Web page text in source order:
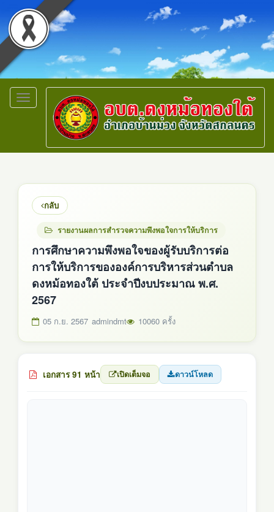
Toggle
navigation
กลับ
รายงานผลการสำรวจความพึงพอใจการให้บริการ
การศึกษาความพึงพอใจของผู้รับบริการต่อ
การให้บริการขององค์การบริหารส่วนตำบล
ดงหม้อทองใต้ ประจำปีงบประมาณ พ.ศ.
2567
05 ก.ย. 2567 admindmt 10060 ครั้ง
เอกสาร 91 หน้า เปิดเต็มจอ ดาวน์โหลด